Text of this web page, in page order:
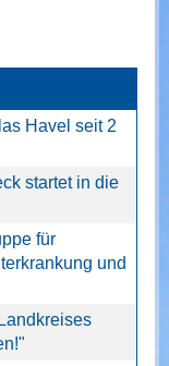
Havel seit 2
startet in die
für
und